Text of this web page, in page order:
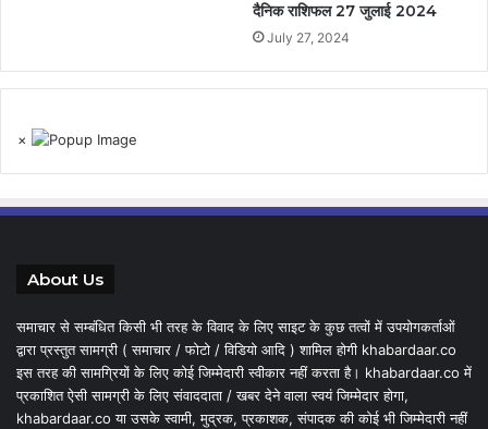
दैनिक राशिफल 27 जुलाई 2024
July 27, 2024
×
About Us
समाचार से सम्बंधित किसी भी तरह के विवाद के लिए साइट के कुछ तत्वों में उपयोगकर्ताओं
द्वारा प्रस्तुत सामग्री ( समाचार / फोटो / विडियो आदि ) शामिल होगी khabardaar.co
इस तरह की सामग्रियों के लिए कोई जिम्मेदारी स्वीकार नहीं करता है। khabardaar.co में
प्रकाशित ऐसी सामग्री के लिए संवाददाता / खबर देने वाला स्वयं जिम्मेदार होगा,
khabardaar.co या उसके स्वामी, मुद्रक, प्रकाशक, संपादक की कोई भी जिम्मेदारी नहीं